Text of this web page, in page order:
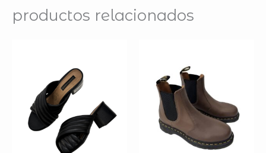
productos relacionados